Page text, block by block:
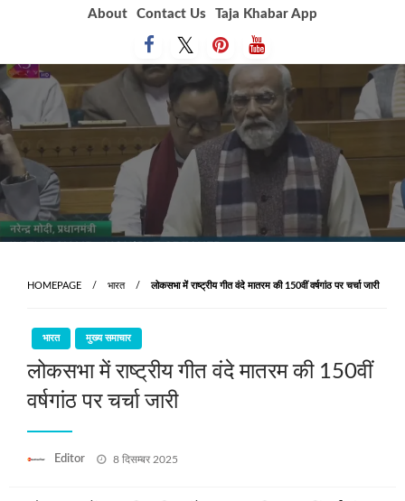
About Contact Us Taja Khabar App
HOMEPAGE भारत लोकसभा में राष्ट्रीय गीत वंदे मातरम की 150वीं वर्षगांठ पर चर्चा जारी
भारत मुख्य समाचार
लोकसभा में राष्ट्रीय गीत वंदे मातरम की 150वीं
वर्षगांठ पर चर्चा जारी
Editor
Posted
8 दिसम्बर 2025